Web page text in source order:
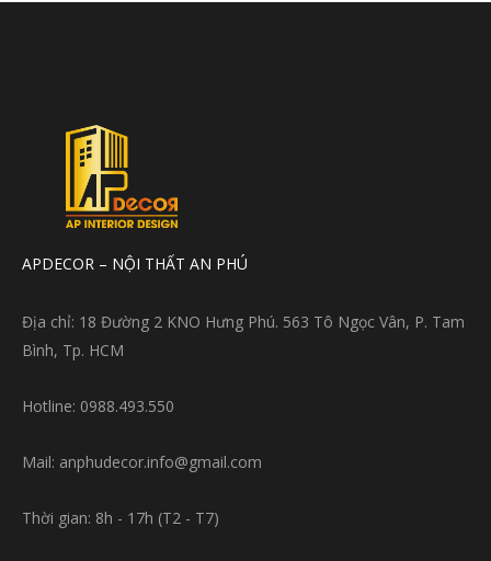
APDECOR – NỘI THẤT AN PHÚ
Địa chỉ: 18 Đường 2 KNO Hưng Phú. 563 Tô Ngọc Vân, P. Tam
Bình, Tp. HCM
Hotline: 0988.493.550
Mail: anphudecor.info@gmail.com
Thời gian: 8h - 17h (T2 - T7)